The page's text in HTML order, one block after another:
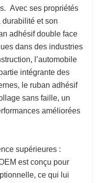
Avec ses propriétés
et son
adhésif double face
dans des industries
l’automobile
intégrante des
le ruban adhésif
sans faille, un
améliorées
supérieures :
est conçu pour
ce qui lui